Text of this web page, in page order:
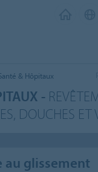
& Hôpitaux
-
DOUCHES ET
au glissement